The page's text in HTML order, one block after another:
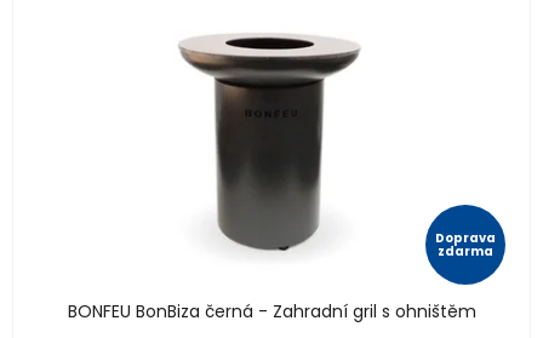
Doprava
zdarma
BONFEU BonBiza černá - Zahradní gril s ohništěm